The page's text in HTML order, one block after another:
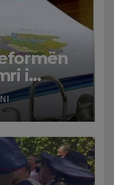
i